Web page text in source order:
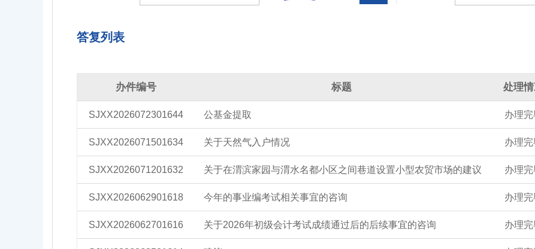
答复列表
办件编号 标题 处理
SJXX2026072301644 公基金提取 办理
SJXX2026071501634 关于天然气入户情况 办理
SJXX2026071201632 关于在渭滨家园与渭水名都小区之间巷道设置小型农贸市场的建议 办理
SJXX2026062901618 今年的事业编考试相关事宜的咨询 办理
SJXX2026062701616 关于2026年初级会计考试成绩通过后的后续事宜的咨询 办理